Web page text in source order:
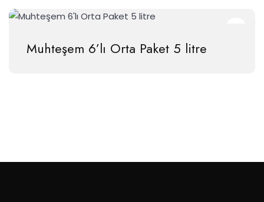
Muhteşem 6’lı Orta Paket 5 litre